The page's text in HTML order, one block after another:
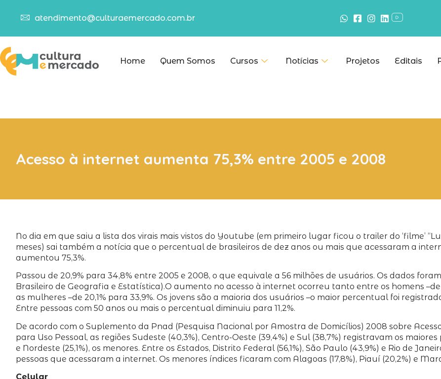
atendimento@culturaemercado.com.br
Home Quem Somos Cursos Notícias Projetos Editais
Acesso à internet aumenta 75,3% entre 2005 e 2008
No dia em que saiu a lista dos virais mais vistos do Youtube (em primeiro lugar ficou o trailer do ‘filme’
meses) sai também a notícia que o percentual de brasileiros de dez anos ou mais que acessaram a
aumentou 75,3%.
Passou de 20,9% para 34,8% entre 2005 e 2008, o que equivale a 56 milhões de usuários. Os dados
Brasileiro de Geografia e Estatística).O aumento no acesso à internet ocorreu tanto entre os homens –de
as mulheres –de 20,1% para 33,9%. Os jovens são a maioria dos usuários –o maior percentual foi
Entre pessoas com 50 anos ou mais o percentual diminuiu para 11,2%.
De acordo com o Suplemento da Pnad (Pesquisa Nacional por Amostra de Domicílios) 2008 sobre
para Uso Pessoal, as regiões Sudeste (40,3%), Centro-Oeste (39,4%) e Sul (38,7%) registravam os
e Nordeste (25,1%), os menores. Entre os Estados, Distrito Federal (56,1%), São Paulo (43,9%) e Rio de
pessoas que acessaram a internet. Os menores índices ficaram com Alagoas (17,8%), Piauí (20,2%) e
Celular